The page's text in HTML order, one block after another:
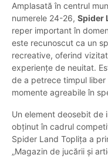
Amplasată în centrul
numerele 24-26, Spider
reper important în
este recunoscut ca un
recreative, oferind
experiențe de neuitat.
de a petrece timpul liber
momente agreabile în
Un element deosebit de
obținut în cadrul
Spider Land Toplița a
„Magazin de jucării și